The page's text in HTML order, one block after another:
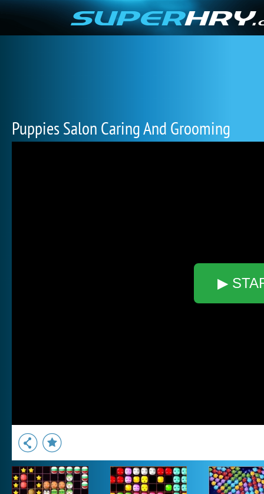
Puppies Salon Caring And Grooming
▶